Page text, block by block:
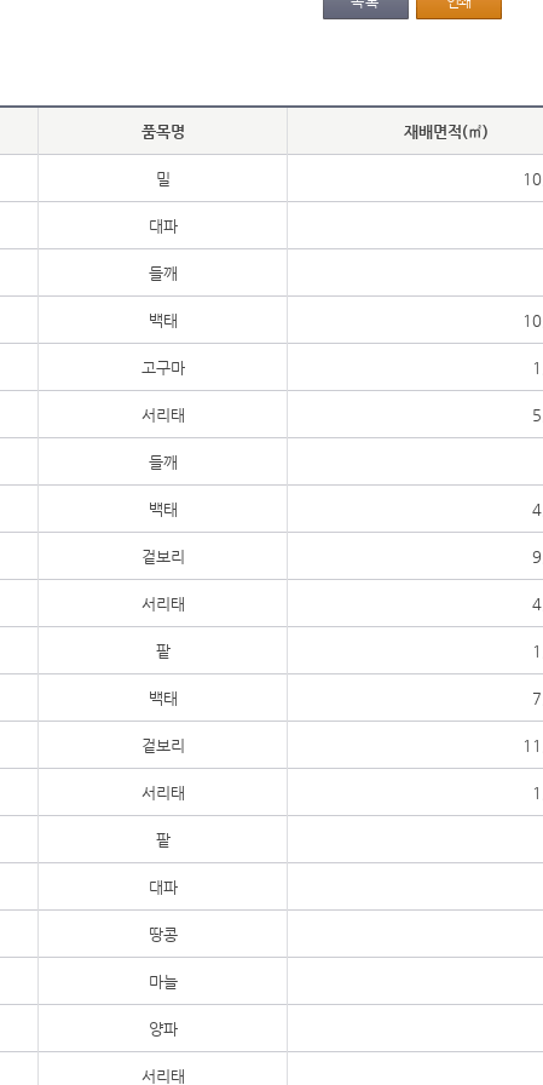
품목명 재배면적(㎡)
밀
대파
들깨
백태
고구마
서리태
들깨
백태
겉보리
서리태
팥
백태
겉보리
서리태
팥
대파
땅콩
마늘
양파
서리태